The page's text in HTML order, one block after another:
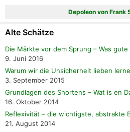
Depoleon von Frank
Alte Schätze
Die Märkte vor dem Sprung – Was
9. Juni 2016
Warum wir die Unsicherheit lieben
3. September 2015
Grundlagen des Shortens – Wat is en
16. Oktober 2014
Reflexivität – die wichtigste, abstrakte
21. August 2014